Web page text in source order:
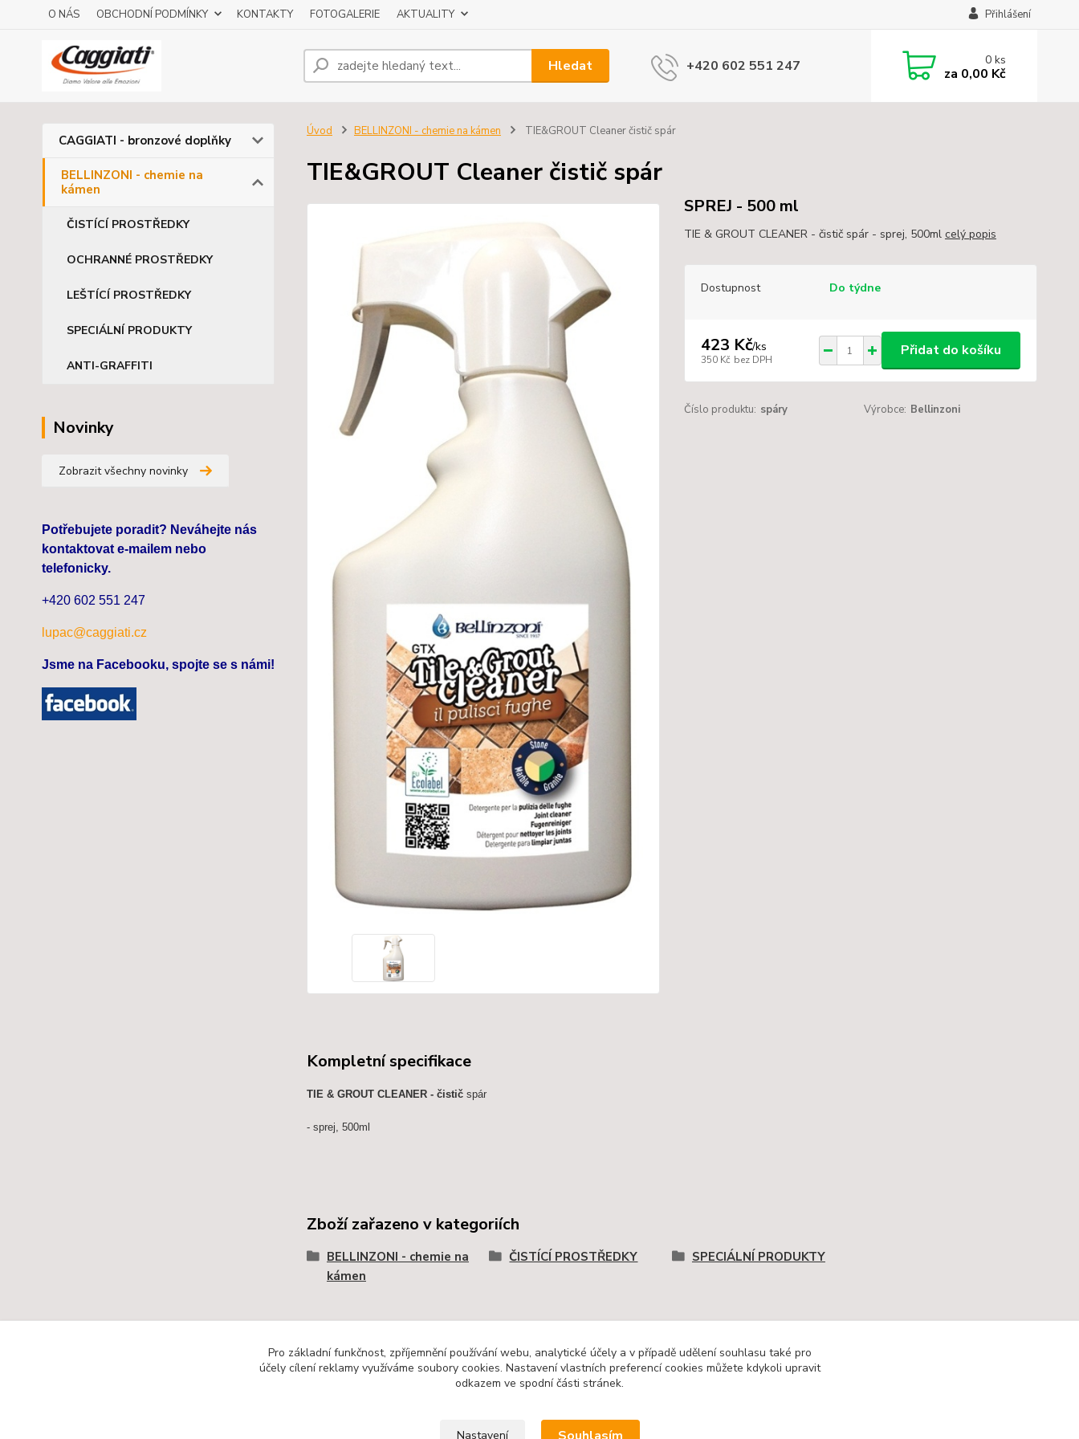
O NÁS OBCHODNÍ PODMÍNKY KONTAKTY FOTOGALERIE AKTUALITY Přihlášení
Hledat +420 602 551 247 0ks
za 0,00 Kč
CAGGIATI - bronzové doplňky
BELLINZONI - chemie na
kámen
ČISTÍCÍ PROSTŘEDKY
OCHRANNÉ PROSTŘEDKY
LEŠTÍCÍ PROSTŘEDKY
SPECIÁLNÍ PRODUKTY
ANTI-GRAFFITI
Novinky
Zobrazit všechny novinky
Potřebujete poradit? Neváhejte nás
kontaktovat e-mailem nebo
telefonicky.
+420 602 551 247
lupac@caggiati.cz
Jsme na Facebooku, spojte se s námi!
Úvod BELLINZONI - chemie na kámen TIE&GROUT Cleaner čistič spár
TIE&GROUT Cleaner čistič spár
SPREJ - 500 ml
TIE & GROUT CLEANER - čistič spár - sprej, 500ml celý popis
Dostupnost Do týdne
423 Kč/ks
350 Kč bez DPH
Přidat do košíku
Číslo produktu: spáry Výrobce: Bellinzoni
Kompletní specifikace
TIE & GROUT CLEANER - čistič spár
- sprej, 500ml
Zboží zařazeno v kategoriích
BELLINZONI - chemie na
kámen
ČISTÍCÍ PROSTŘEDKY SPECIÁLNÍ PRODUKTY
Pro základní funkčnost, zpříjemnění používání webu, analytické účely a v případě udělení souhlasu také pro
účely cílení reklamy využíváme soubory cookies. Nastavení vlastních preferencí cookies můžete kdykoli upravit
odkazem ve spodní části stránek.
Nastavení